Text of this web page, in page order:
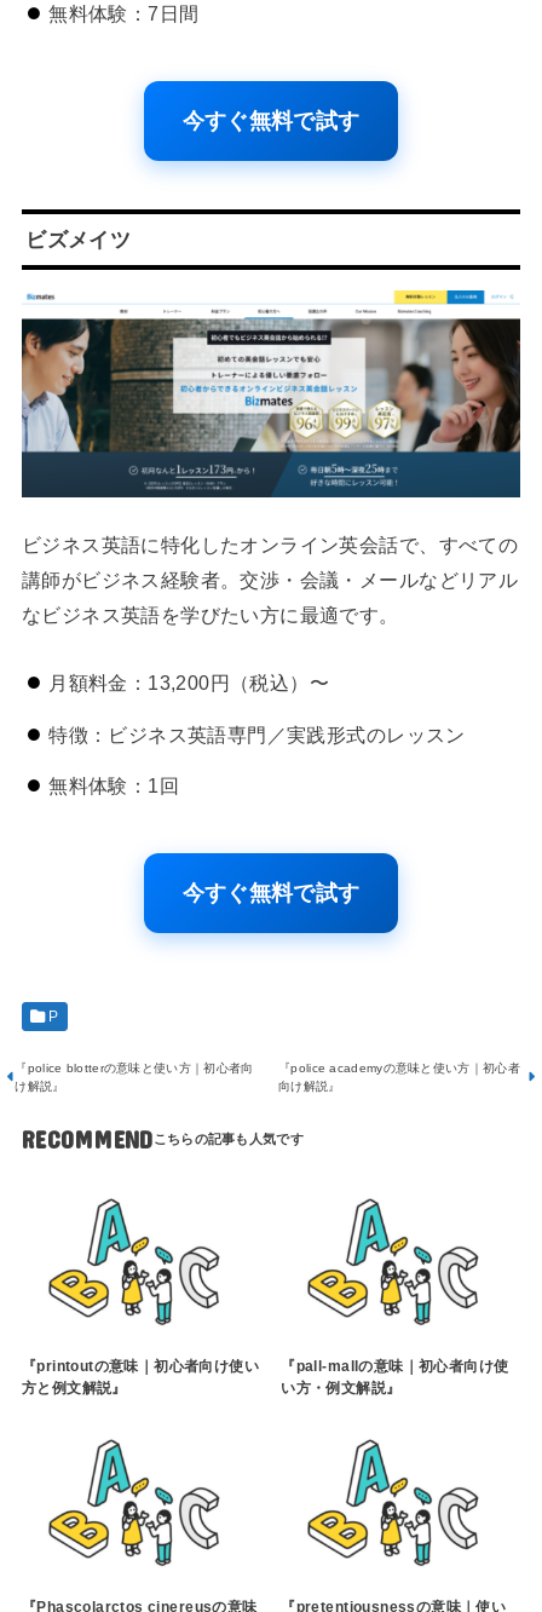
無料体験：7日間
今すぐ無料で試す
ビズメイツ
ビジネス英語に特化したオンライン英会話で、すべての
講師がビジネス経験者。交渉・会議・メールなどリアル
なビジネス英語を学びたい方に最適です。
月額料金：13,200円（税込）〜
特徴：ビジネス英語専門／実践形式のレッスン
無料体験：1回
今すぐ無料で試す
P
『police blotterの意味と使い方｜初心者向
け解説』
『police academyの意味と使い方｜初心者
向け解説』
RECOMMEND
『printoutの意味｜初心者向け使い
方と例文解説』
『pall-mallの意味｜初心者向け使
い方・例文解説』
『Phascolarctos cinereusの意味 『pretentiousnessの意味｜使い